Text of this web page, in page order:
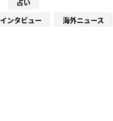
占い
インタビュー 海外ニュース